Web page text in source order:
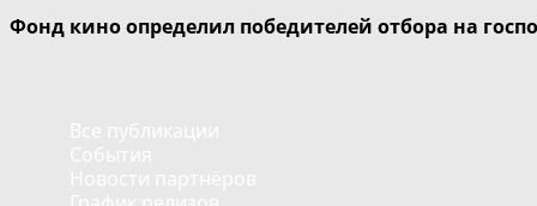
Фонд кино определил победителей отбора на